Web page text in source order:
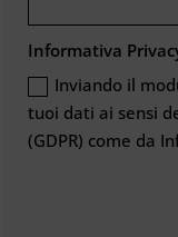
Informativa
Inviando il
tuoi dati ai sensi
(GDPR) come da